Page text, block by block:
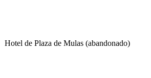
Hotel de Plaza de Mulas (abandonado)